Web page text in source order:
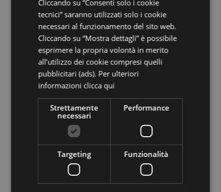
GESTIONE FAMIGLIARE
Cliccando su “Consenti solo i cookie
tecnici” saranno utilizzati solo i cookie
necessari al funzionamento del sito web.
Cliccando su “Mostra dettagli” è possibile
esprimere la propria volontà in merito
all’utilizzo dei cookie compresi quelli
pubblicitari (ads). Per ulteriori
informazioni clicca qui
Strettamente
necessari
Performance
Targeting Funzionalità